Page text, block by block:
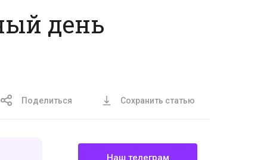
день
Поделиться Сохранить статью
Наш телеграм